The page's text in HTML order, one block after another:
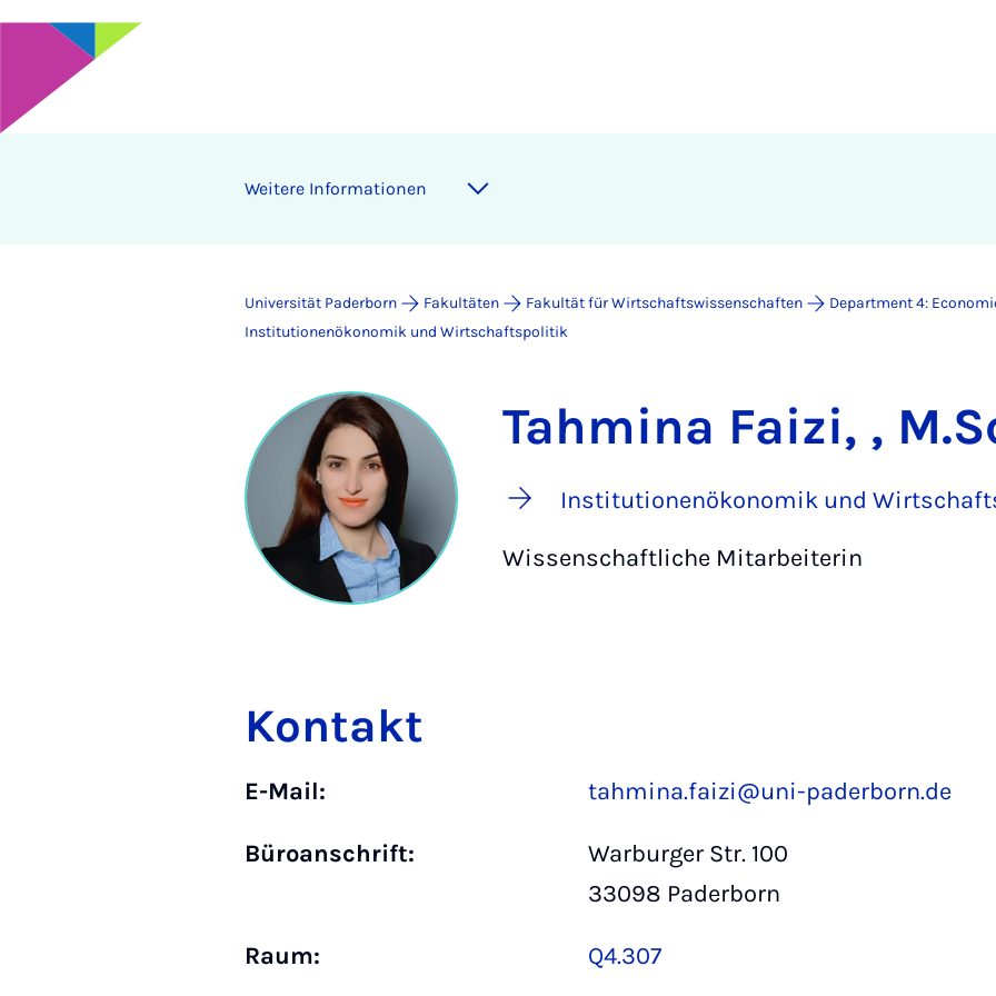
Weitere Informationen
Universität Paderborn Fakultäten Fakultät für Wirtschaftswissenschaften
Department 4:
Institutionenökonomik und Wirtschaftspolitik
Tahmina Faizi, ,
Institutionenökonomik und
Wissenschaftliche Mitarbeiterin
Kontakt
E-Mail: tahmina.faizi@uni-paderborn.de
Büro­anschrift:
Warburger Str. 100
33098 Paderborn
Raum: Q4.307